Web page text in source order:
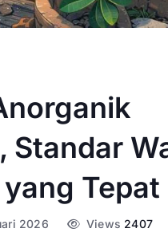
Standar
Tepat
2026 Views 2407